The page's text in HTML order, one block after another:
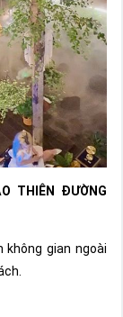
THIÊN ĐƯỜNG
không gian ngoài